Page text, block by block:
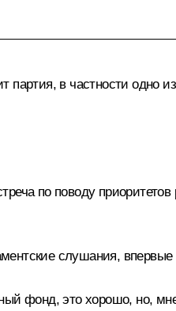
в частности одно
по поводу
слушания,
фонд, это хорошо, но,